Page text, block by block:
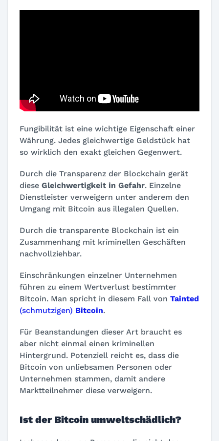
Fungibilität ist eine wichtige Eigenschaft einer
Währung. Jedes gleichwertige Geldstück hat
so wirklich den exakt gleichen Gegenwert.
Durch die Transparenz der Blockchain gerät
diese Gleichwertigkeit in Gefahr. Einzelne
Dienstleister verweigern unter anderem den
Umgang mit Bitcoin aus illegalen Quellen.
Durch die transparente Blockchain ist ein
Zusammenhang mit kriminellen Geschäften
nachvollziehbar.
Einschränkungen einzelner Unternehmen
führen zu einem Wertverlust bestimmter
Bitcoin. Man spricht in diesem Fall von Tainted
(schmutzigen) Bitcoin.
Für Beanstandungen dieser Art braucht es
aber nicht einmal einen kriminellen
Hintergrund. Potenziell reicht es, dass die
Bitcoin von unliebsamen Personen oder
Unternehmen stammen, damit andere
Marktteilnehmer diese verweigern.
Ist der Bitcoin umweltschädlich?